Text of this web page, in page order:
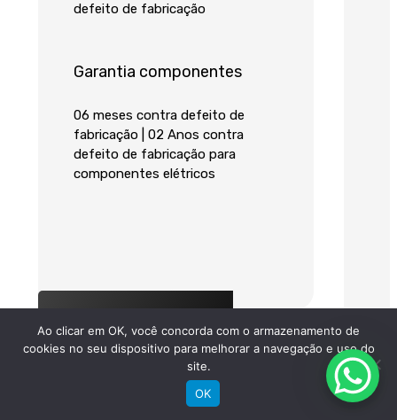
defeito de fabricação
Garantia componentes
06 meses contra defeito de
fabricação | 02 Anos contra
defeito de fabricação para
componentes elétricos
Ao clicar em OK, você concorda com o armazenamento de
cookies no seu dispositivo para melhorar a navegação e uso do
site.
OK